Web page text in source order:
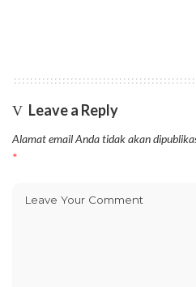
Leave a Reply
Alamat email Anda tidak akan
*